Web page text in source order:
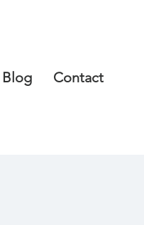
Blog Contact